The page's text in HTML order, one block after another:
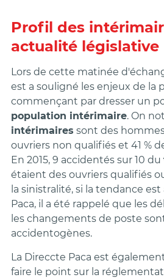
Profil des
actualité législative
Lors de cette matinée
est a souligné les enjeux de la
commençant par dresser un
population intérimaire. On
intérimaires sont des
ouvriers non qualifiés et 41 %
En 2015, 9 accidentés sur 10 du
étaient des ouvriers qualifiés
la sinistralité, si la tendance
Paca, il a été rappelé que les
les changements de poste
accidentogènes.
La Direccte Paca est
faire le point sur la